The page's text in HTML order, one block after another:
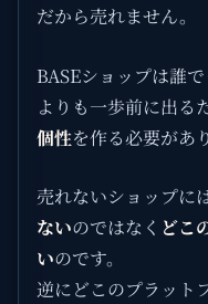
だから売れません。
BASEショップは誰
よりも一歩前に出る
個性を作る必要があ
売れないショップに
ないのではなく どこ
いのです。
逆にどこのプラット